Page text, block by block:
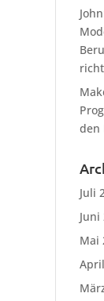
den
Juli
Juni
Mai